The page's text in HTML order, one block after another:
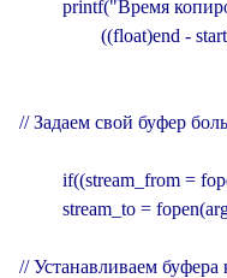
printf("Время
((float)end
// Задаем свой буфер
if((stream_from =
stream_to =
// Устанавливаем буфера